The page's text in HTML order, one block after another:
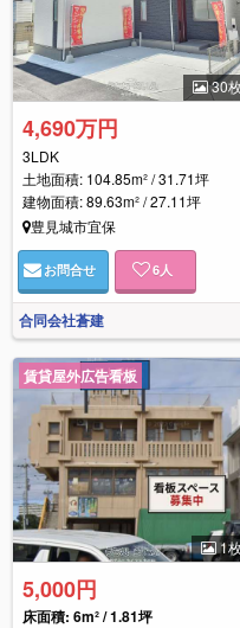
30
4,690万円
3LDK
土地面積: 104.85m² / 31.71坪
建物面積: 89.63m² / 27.11坪
豊見城市宜保
お問合せ 6人
合同会社蒼建
1
賃貸屋外広告看板
5,000円
床面積: 6m² / 1.81坪